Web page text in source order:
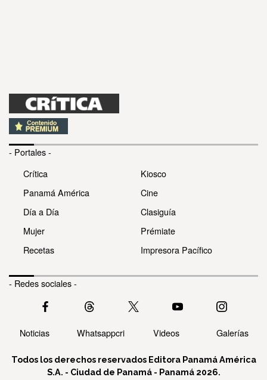
- Portales -
Crítica
Panamá América
Día a Día
Mujer
Recetas
Kiosco
Cine
Clasiguía
Prémiate
Impresora Pacífico
- Redes sociales -
Noticias Whatsappcri Videos Galerías
Todos los derechos reservados Editora Panamá América
S.A. - Ciudad de Panamá - Panamá 2026.